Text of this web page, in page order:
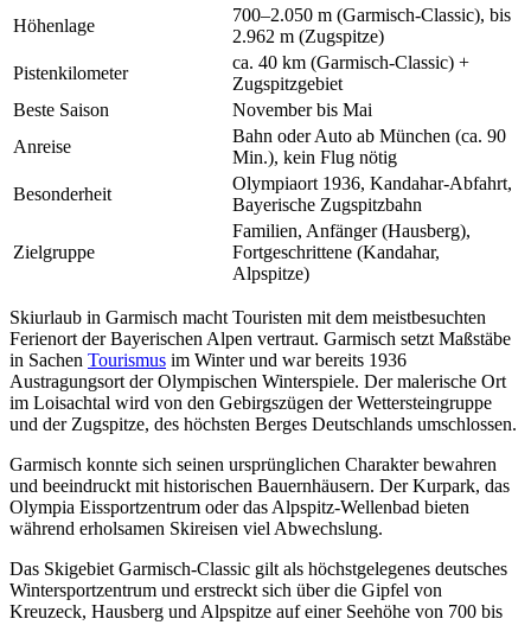
Höhenlage
700–2.050 m (Garmisch-Classic), bis
2.962 m (Zugspitze)
Pistenkilometer
ca. 40 km (Garmisch-Classic) +
Zugspitzgebiet
Beste Saison
November bis Mai
Anreise
Bahn oder Auto ab München (ca. 90
Min.), kein Flug nötig
Besonderheit
Olympiaort 1936, Kandahar-Abfahrt,
Bayerische Zugspitzbahn
Zielgruppe
Familien, Anfänger (Hausberg),
Fortgeschrittene (Kandahar,
Alpspitze)
Skiurlaub in Garmisch macht Touristen mit dem meistbesuchten
Ferienort der Bayerischen Alpen vertraut. Garmisch setzt Maßstäbe
in Sachen Tourismus im Winter und war bereits 1936
Austragungsort der Olympischen Winterspiele. Der malerische Ort
im Loisachtal wird von den Gebirgszügen der Wettersteingruppe
und der Zugspitze, des höchsten Berges Deutschlands umschlossen.
Garmisch konnte sich seinen ursprünglichen Charakter bewahren
und beeindruckt mit historischen Bauernhäusern. Der Kurpark, das
Olympia Eissportzentrum oder das Alpspitz-Wellenbad bieten
während erholsamen Skireisen viel Abwechslung.
Das Skigebiet Garmisch-Classic gilt als höchstgelegenes deutsches
Wintersportzentrum und erstreckt sich über die Gipfel von
Kreuzeck, Hausberg und Alpspitze auf einer Seehöhe von 700 bis